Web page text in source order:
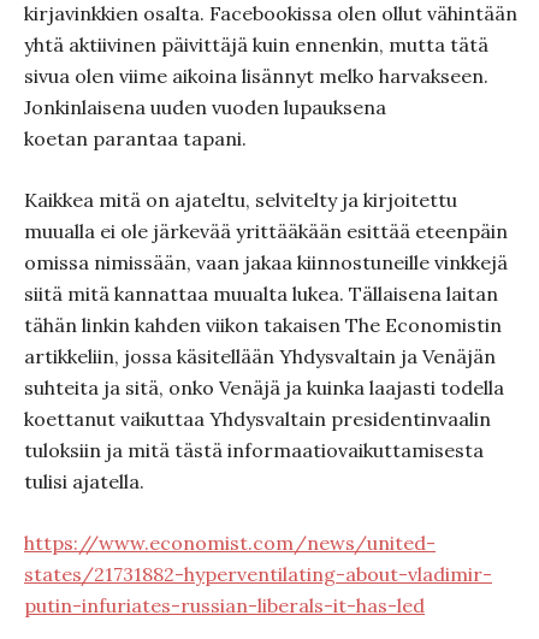
kirjavinkkien osalta. Facebookissa olen ollut vähintään
yhtä aktiivinen päivittäjä kuin ennenkin, mutta tätä
sivua olen viime aikoina lisännyt melko harvakseen.
Jonkinlaisena uuden vuoden lupauksena
koetan parantaa tapani.
Kaikkea mitä on ajateltu, selvitelty ja kirjoitettu
muualla ei ole järkevää yrittääkään esittää eteenpäin
omissa nimissään, vaan jakaa kiinnostuneille vinkkejä
siitä mitä kannattaa muualta lukea. Tällaisena laitan
tähän linkin kahden viikon takaisen The Economistin
artikkeliin, jossa käsitellään Yhdysvaltain ja Venäjän
suhteita ja sitä, onko Venäjä ja kuinka laajasti todella
koettanut vaikuttaa Yhdysvaltain presidentinvaalin
tuloksiin ja mitä tästä informaatiovaikuttamisesta
tulisi ajatella.
https://www.economist.com/news/united-
states/21731882-hyperventilating-about-vladimir-
putin-infuriates-russian-liberals-it-has-led